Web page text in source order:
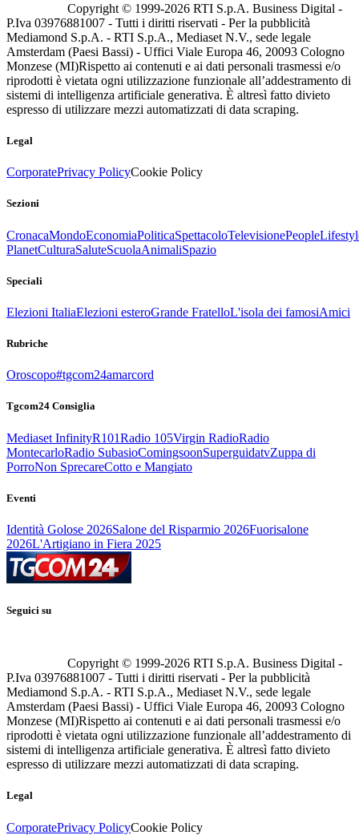
Copyright © 1999-2026 RTI S.p.A. Business Digital -
P.Iva 03976881007 - Tutti i diritti riservati - Per la pubblicità
Mediamond S.p.A. - RTI S.p.A., Mediaset N.V., sede legale
Amsterdam (Paesi Bassi) - Uffici Viale Europa 46, 20093 Cologno
Monzese (MI)Rispetto ai contenuti e ai dati personali trasmessi e/o
riprodotti è vietata ogni utilizzazione funzionale all’addestramento di
sistemi di intelligenza artificiale generativa. È altresì fatto divieto
espresso di utilizzare mezzi automatizzati di data scraping.
Legal
CorporatePrivacy PolicyCookie Policy
Sezioni
CronacaMondoEconomiaPoliticaSpettacoloTelevisionePeople
PlanetCulturaSaluteScuolaAnimaliSpazio
Speciali
Elezioni ItaliaElezioni esteroGrande FratelloL'isola dei famosiAmici
Rubriche
Oroscopo#tgcom24amarcord
Tgcom24 Consiglia
Mediaset InfinityR101Radio 105Virgin RadioRadio
MontecarloRadio SubasioComingsoonSuperguidatvZuppa di
PorroNon SprecareCotto e Mangiato
Eventi
Identità Golose 2026Salone del Risparmio 2026Fuorisalone
2026L'Artigiano in Fiera 2025
Seguici su
Copyright © 1999-2026 RTI S.p.A. Business Digital -
P.Iva 03976881007 - Tutti i diritti riservati - Per la pubblicità
Mediamond S.p.A. - RTI S.p.A., Mediaset N.V., sede legale
Amsterdam (Paesi Bassi) - Uffici Viale Europa 46, 20093 Cologno
Monzese (MI)Rispetto ai contenuti e ai dati personali trasmessi e/o
riprodotti è vietata ogni utilizzazione funzionale all’addestramento di
sistemi di intelligenza artificiale generativa. È altresì fatto divieto
espresso di utilizzare mezzi automatizzati di data scraping.
Legal
CorporatePrivacy PolicyCookie Policy